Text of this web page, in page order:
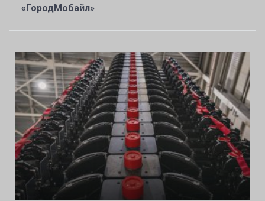
«ГородМобайл»